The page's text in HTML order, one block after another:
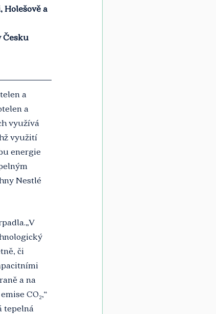
Holešově a
Česku
a
a
využívá
využití
energie
Nestlé
či
a na
CO₂,“
tepelná